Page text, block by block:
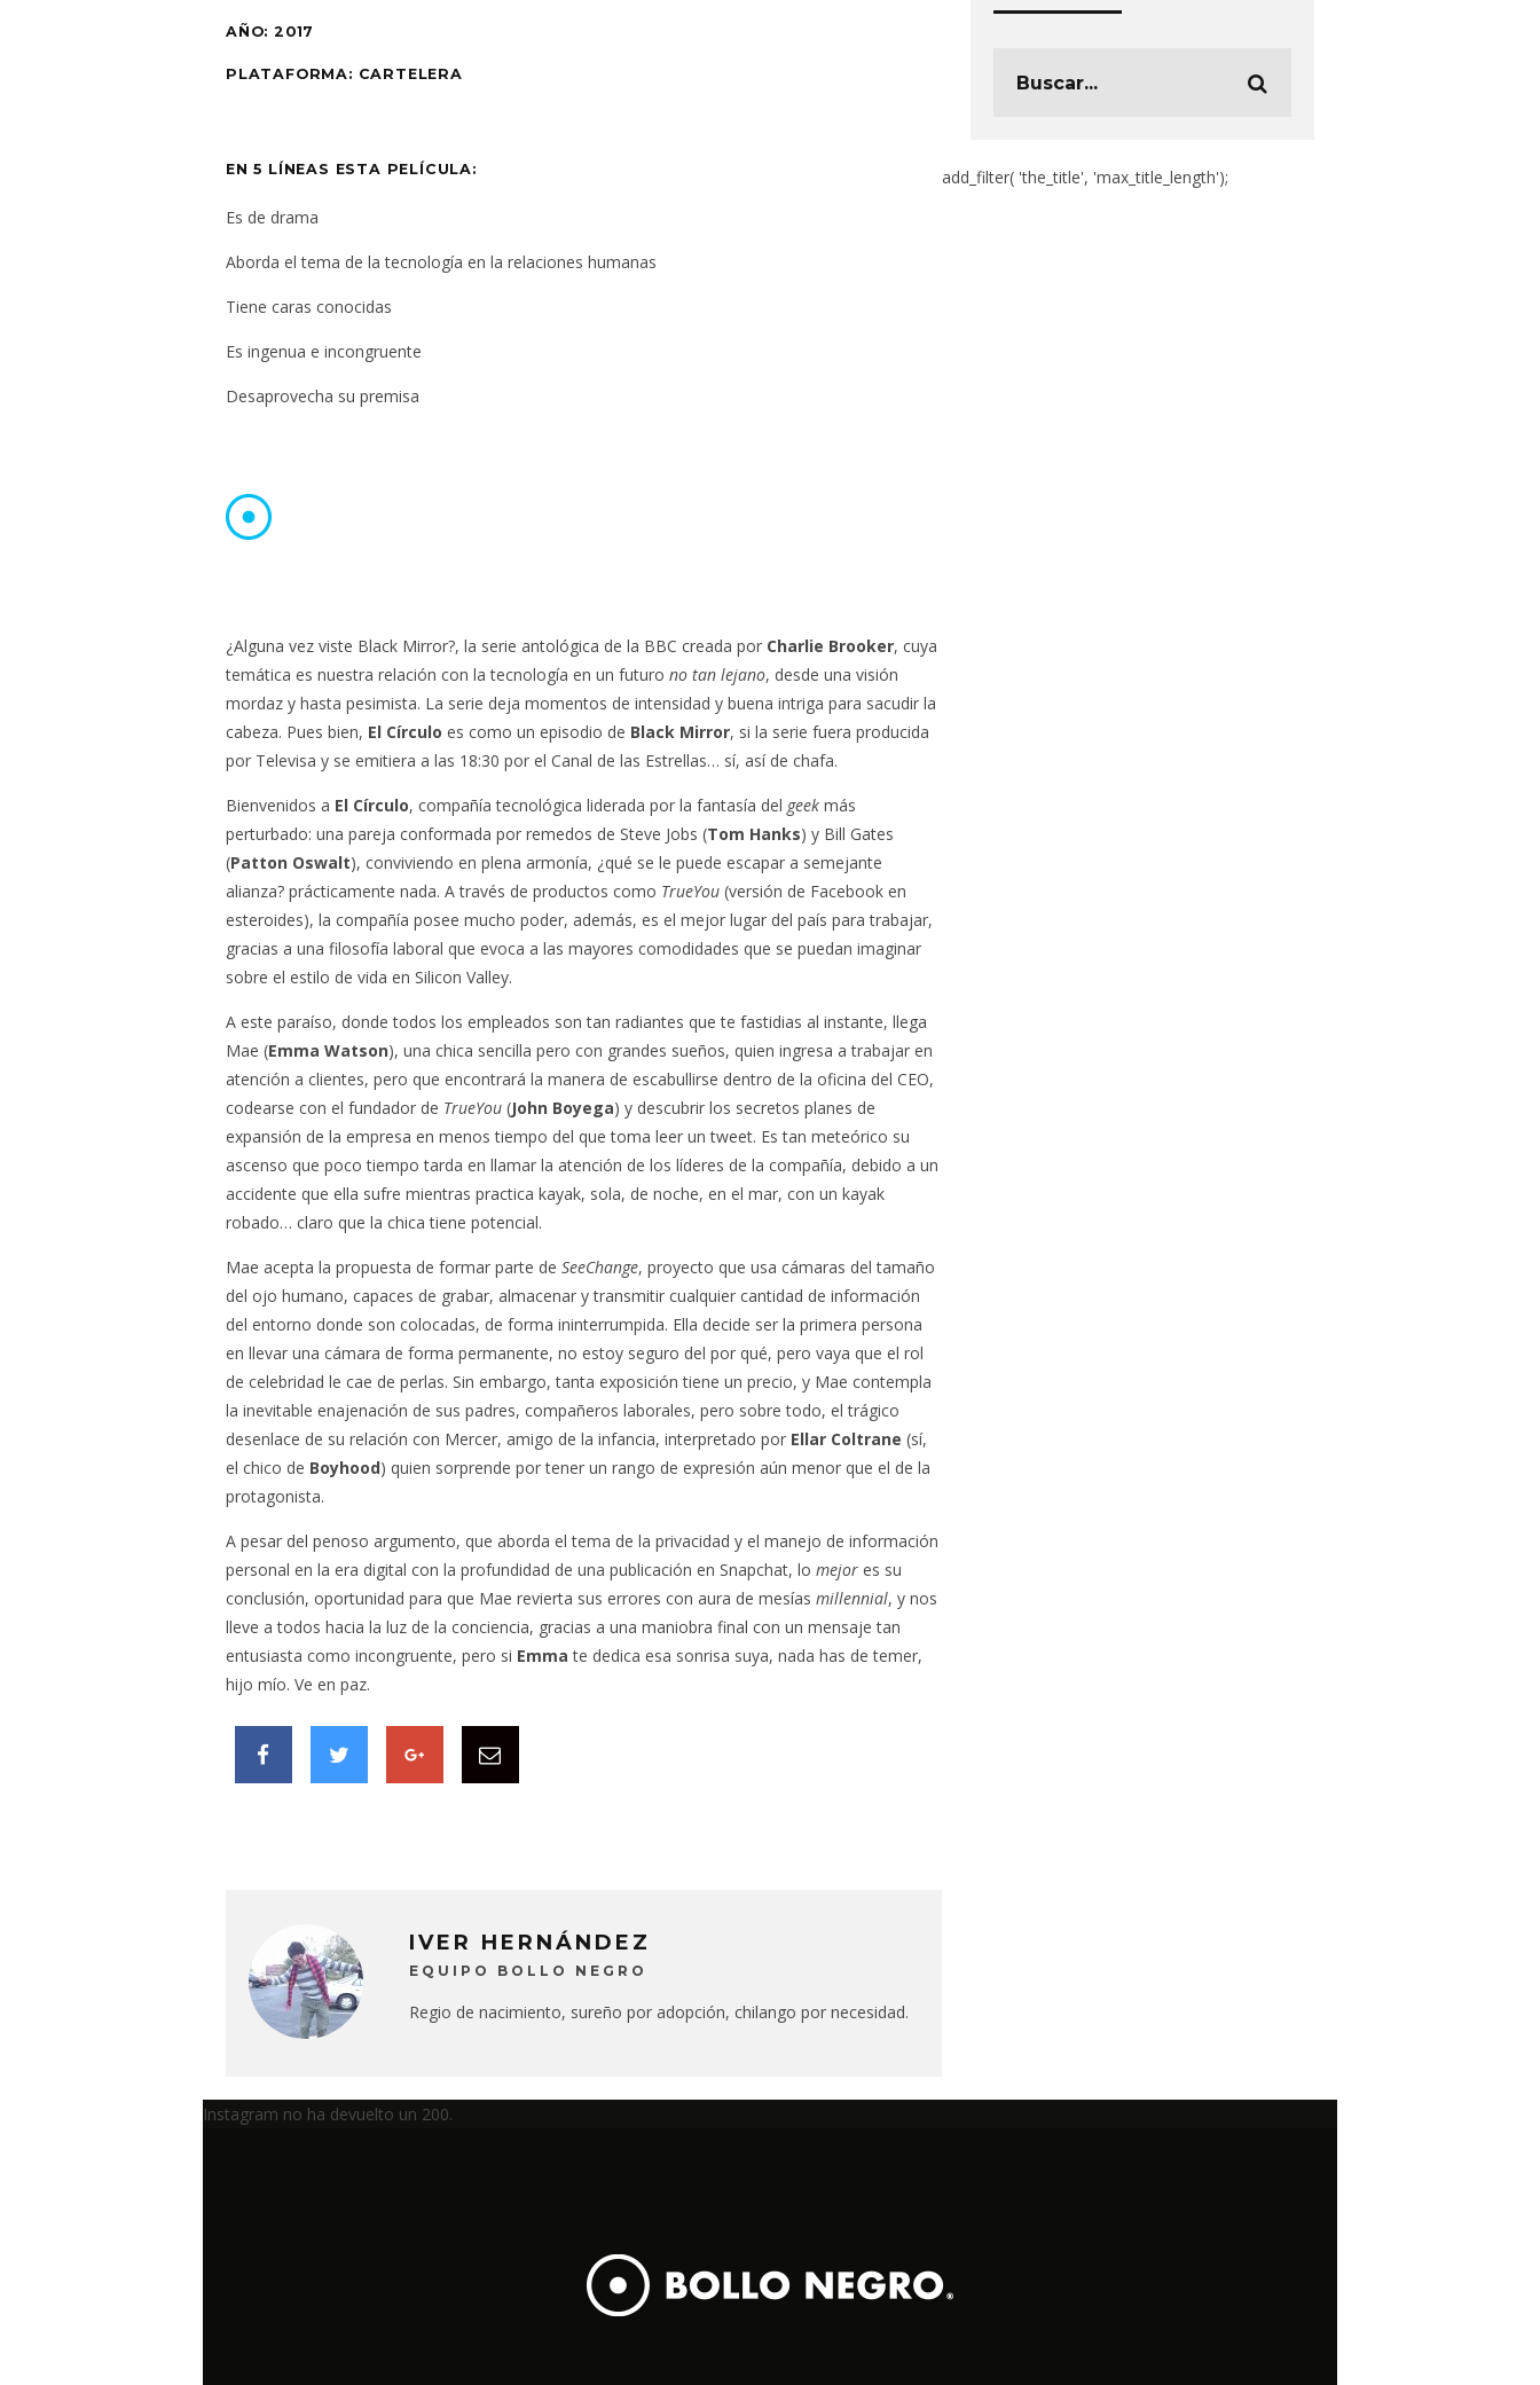
AÑO: 2017
PLATAFORMA: CARTELERA
EN 5 LÍNEAS ESTA PELÍCULA:
Es de drama
Aborda el tema de la tecnología en la relaciones humanas
Tiene caras conocidas
Es ingenua e incongruente
Desaprovecha su premisa
¿Alguna vez viste Black Mirror?, la serie antológica de la BBC creada por Charlie Brooker, cuya
temática es nuestra relación con la tecnología en un futuro no tan lejano, desde una visión
mordaz y hasta pesimista. La serie deja momentos de intensidad y buena intriga para sacudir la
cabeza. Pues bien, El Círculo es como un episodio de Black Mirror, si la serie fuera producida
por Televisa y se emitiera a las 18:30 por el Canal de las Estrellas… sí, así de chafa.
Bienvenidos a El Círculo, compañía tecnológica liderada por la fantasía del geek más
perturbado: una pareja conformada por remedos de Steve Jobs (Tom Hanks) y Bill Gates
(Patton Oswalt), conviviendo en plena armonía, ¿qué se le puede escapar a semejante
alianza? prácticamente nada. A través de productos como TrueYou (versión de Facebook en
esteroides), la compañía posee mucho poder, además, es el mejor lugar del país para trabajar,
gracias a una filosofía laboral que evoca a las mayores comodidades que se puedan imaginar
sobre el estilo de vida en Silicon Valley.
A este paraíso, donde todos los empleados son tan radiantes que te fastidias al instante, llega
Mae (Emma Watson), una chica sencilla pero con grandes sueños, quien ingresa a trabajar en
atención a clientes, pero que encontrará la manera de escabullirse dentro de la oficina del CEO,
codearse con el fundador de TrueYou (John Boyega) y descubrir los secretos planes de
expansión de la empresa en menos tiempo del que toma leer un tweet. Es tan meteórico su
ascenso que poco tiempo tarda en llamar la atención de los líderes de la compañía, debido a un
accidente que ella sufre mientras practica kayak, sola, de noche, en el mar, con un kayak
robado… claro que la chica tiene potencial.
Mae acepta la propuesta de formar parte de SeeChange, proyecto que usa cámaras del tamaño
del ojo humano, capaces de grabar, almacenar y transmitir cualquier cantidad de información
del entorno donde son colocadas, de forma ininterrumpida. Ella decide ser la primera persona
en llevar una cámara de forma permanente, no estoy seguro del por qué, pero vaya que el rol
de celebridad le cae de perlas. Sin embargo, tanta exposición tiene un precio, y Mae contempla
la inevitable enajenación de sus padres, compañeros laborales, pero sobre todo, el trágico
desenlace de su relación con Mercer, amigo de la infancia, interpretado por Ellar Coltrane (sí,
el chico de Boyhood) quien sorprende por tener un rango de expresión aún menor que el de la
protagonista.
A pesar del penoso argumento, que aborda el tema de la privacidad y el manejo de información
personal en la era digital con la profundidad de una publicación en Snapchat, lo mejor es su
conclusión, oportunidad para que Mae revierta sus errores con aura de mesías millennial, y nos
lleve a todos hacia la luz de la conciencia, gracias a una maniobra final con un mensaje tan
entusiasta como incongruente, pero si Emma te dedica esa sonrisa suya, nada has de temer,
hijo mío. Ve en paz.
IVER HERNÁNDEZ
EQUIPO BOLLO NEGRO
Regio de nacimiento, sureño por adopción, chilango por necesidad.
add_filter( 'the_title', 'max_title_length');
Instagram no ha devuelto un 200.